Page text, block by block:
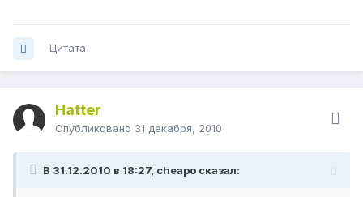
Цитата
Hatter
Опубликовано 31 декабря, 2010
В 31.12.2010 в 18:27, cheapo сказал: